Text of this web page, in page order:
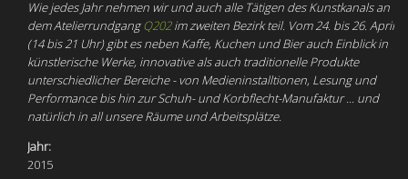
Wie jedes Jahr nehmen wir und auch alle Tätigen des Kunstkanals an
dem AtelierrundgangQ202im zweiten Bezirk teil. Vom 24. bis 26. April
(14 bis 21 Uhr) gibt es neben Kaffe, Kuchen und Bier auch Einblick in
künstlerische Werke, innovative als auch traditionelle Produkte
unterschiedlicher Bereiche - von Medieninstalltionen, Lesung und
Performance bis hin zur Schuh- und Korbflecht-Manufaktur ... und
natürlich in all unsere Räume und Arbeitsplätze.
Jahr:
2015